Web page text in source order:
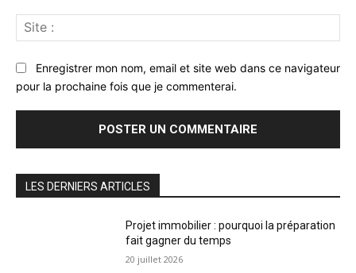
:
Enregistrer mon nom, email et site web dans ce navigateur
pour la prochaine fois que je commenterai.
LES DERNIERS ARTICLES
Projet immobilier : pourquoi la préparation
fait gagner du temps
20 juillet 2026